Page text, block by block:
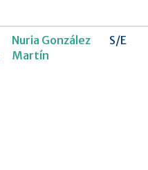
Nuria González
Martín
S/E